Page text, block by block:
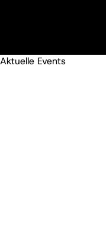
Aktuelle Events